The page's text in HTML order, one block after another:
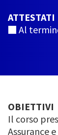
ATTESTATI
■ Al
OBIETTIVI
Il corso
Assurance